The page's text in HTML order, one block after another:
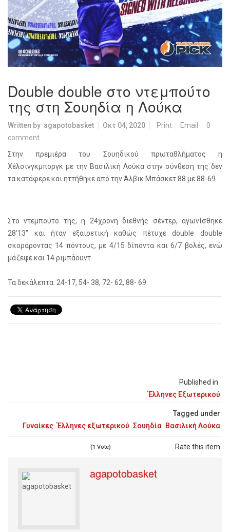
Double double στο ντεμπούτο
της στη Σουηδία η Λούκα
Written by agapotobasket Οκτ 04, 2020 Print Email
0
comment
Published in
Έλληνες Εξωτερικού
Tagged under
Γυναίκες Έλληνες εξωτερικού Σουηδία Βασιλική Λούκα
Rate this item
(1 Vote)
Στην πρεμιέρα του Σουηδικού πρωταθλήματος η
Χέλσινγκμποργκ με την Βασιλική Λούκα στην σύνθεση της δεν
τα κατάφερε και ηττήθηκε από την Άλβικ Μπάσκετ 88 με 88-69.
Στο ντεμπούτο της, η 24χρονη διεθνής σέντερ, αγωνίσθηκε
28'13" και ήταν εξαιρετική καθώς πέτυχε double double
σκοράροντας 14 πόντους, με 4/15 δίποντα και 6/7 βολές, ενώ
μάζεψε και 14 ριμπάουντ.
Τα δεκάλεπτα: 24-17, 54- 38, 72- 62, 88- 69.
agapotobasket